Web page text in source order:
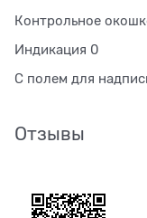
Контрольное
Индикация 0
С полем для
Отзывы